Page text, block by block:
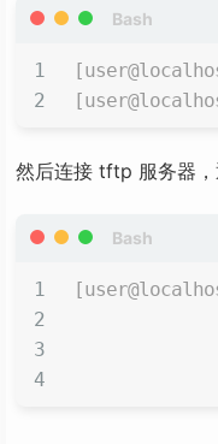
然后连接 tftp 服务器